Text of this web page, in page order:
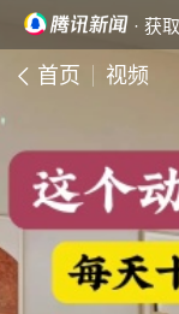
· 获
首页 视频